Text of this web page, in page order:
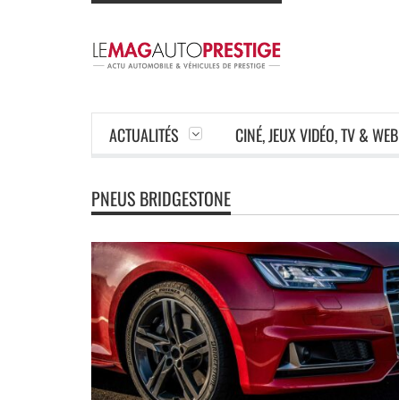
ACTUALITÉS CINÉ, JEUX VIDÉO, TV & WEB
PNEUS BRIDGESTONE